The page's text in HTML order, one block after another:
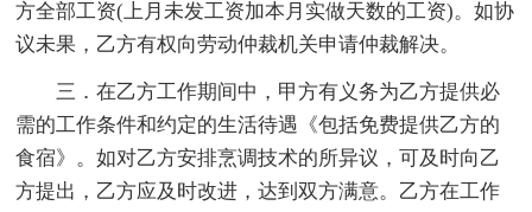
方全部工资(上月未发工资加本月实做天数的工资)。如协
议未果，乙方有权向劳动仲裁机关申请仲裁解决。
三．在乙方工作期间中，甲方有义务为乙方提供必
需的工作条件和约定的生活待遇《包括免费提供乙方的
食宿》。如对乙方安排烹调技术的所异议，可及时向乙
方提出，乙方应及时改进，达到双方满意。乙方在工作